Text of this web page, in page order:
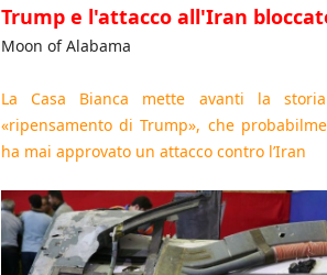
Trump e l'attacco all'Iran
Moon of Alabama
La Casa Bianca mette avanti la
«ripensamento di Trump», che
ha mai approvato un attacco contro l’Iran